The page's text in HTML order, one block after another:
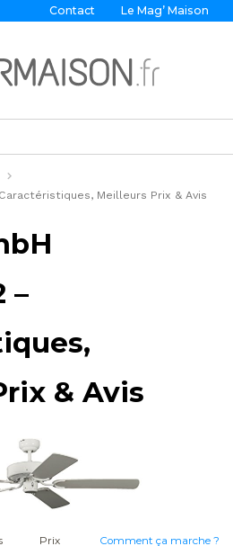
Contact Le Mag’ Maison
Caractéristiques, Meilleurs Prix & Avis
–
& Avis
Prix Comment ça marche ?